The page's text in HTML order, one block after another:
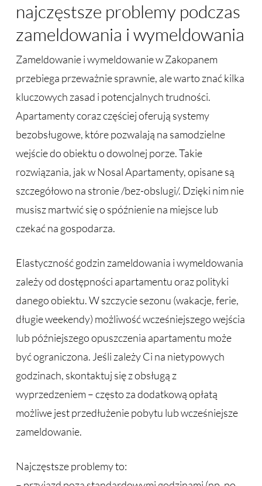
najczęstsze problemy podczas
zameldowania i wymeldowania
Zameldowanie i wymeldowanie w Zakopanem
przebiega przeważnie sprawnie, ale warto znać kilka
kluczowych zasad i potencjalnych trudności.
Apartamenty coraz częściej oferują systemy
bezobsługowe, które pozwalają na samodzielne
wejście do obiektu o dowolnej porze. Takie
rozwiązania, jak w Nosal Apartamenty, opisane są
szczegółowo na stronie /bez-obslugi/. Dzięki nim nie
musisz martwić się o spóźnienie na miejsce lub
czekać na gospodarza.
Elastyczność godzin zameldowania i wymeldowania
zależy od dostępności apartamentu oraz polityki
danego obiektu. W szczycie sezonu (wakacje, ferie,
długie weekendy) możliwość wcześniejszego wejścia
lub późniejszego opuszczenia apartamentu może
być ograniczona. Jeśli zależy Ci na nietypowych
godzinach, skontaktuj się z obsługą z
wyprzedzeniem – często za dodatkową opłatą
możliwe jest przedłużenie pobytu lub wcześniejsze
zameldowanie.
Najczęstsze problemy to: